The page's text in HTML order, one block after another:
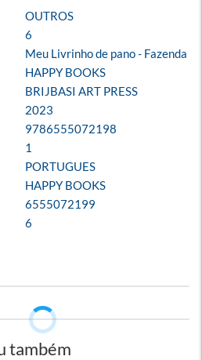
OUTROS
6
Meu Livrinho de pano - Fazenda
HAPPY BOOKS
BRIJBASI ART PRESS
2023
9786555072198
1
PORTUGUES
HAPPY BOOKS
6555072199
6
também